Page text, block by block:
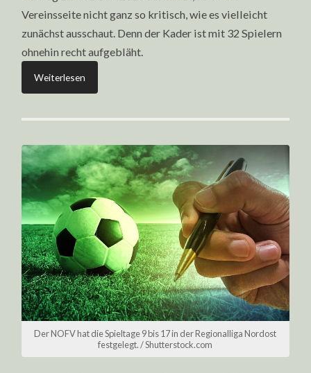
Vereinsseite nicht ganz so kritisch, wie es vielleicht
zunächst ausschaut. Denn der Kader ist mit 32 Spielern
ohnehin recht aufgebläht.
Weiterlesen
Der NOFV hat die Spieltage 9 bis 17 in der Regionalliga Nordost
festgelegt. / Shutterstock.com